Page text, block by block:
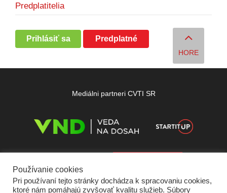
Predplatitelia
Prihlásiť sa Predplatné
HORE
Mediálni partneri CVTI SR
Používanie cookies
Pri používaní tejto stránky dochádza k spracovaniu cookies,
ktoré nám pomáhajú zvyšovať kvalitu služieb. Súbory